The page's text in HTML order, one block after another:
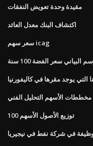
مقيدة وحدة تعويض النفقات
اكتشاف البنك معدل العائد
سعر سهم icag
البياني سعر الفضة 100 سنة
​​التي يوجد مقرها في كاليفورنيا
100 توزيع الأصول الأسهم
في شركة نفط في نيجيريا